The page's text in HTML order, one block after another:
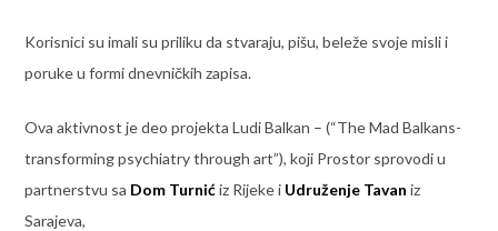
Korisnici su imali su priliku da stvaraju, pišu, beleže svoje misli i
poruke u formi dnevničkih zapisa.
Ova aktivnost je deo projekta Ludi Balkan – (“The Mad Balkans-
transforming psychiatry through art”), koji Prostor sprovodi u
partnerstvu sa Dom Turnićiz Rijeke i Udruženje Tavan iz
Sarajeva,